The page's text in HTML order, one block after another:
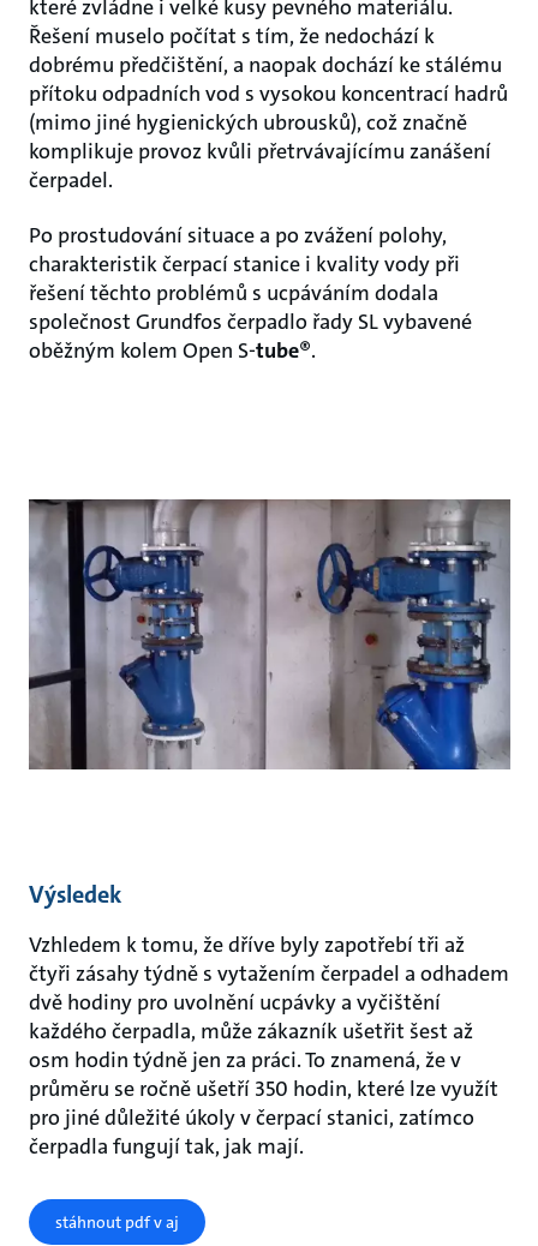
které zvládne i velké kusy pevného materiálu.
Řešení muselo počítat s tím, že nedochází k
dobrému předčištění, a naopak dochází ke stálému
přítoku odpadních vod s vysokou koncentrací hadrů
(mimo jiné hygienických ubrousků), což značně
komplikuje provoz kvůli přetrvávajícímu zanášení
čerpadel.
Po prostudování situace a po zvážení polohy,
charakteristik čerpací stanice i kvality vody při
řešení těchto problémů s ucpáváním dodala
společnost Grundfos čerpadlo řady SL vybavené
oběžným kolem Open S-tube®.
Výsledek
Vzhledem k tomu, že dříve byly zapotřebí tři až
čtyři zásahy týdně s vytažením čerpadel a odhadem
dvě hodiny pro uvolnění ucpávky a vyčištění
každého čerpadla, může zákazník ušetřit šest až
osm hodin týdně jen za práci. To znamená, že v
průměru se ročně ušetří 350 hodin, které lze využít
pro jiné důležité úkoly v čerpací stanici, zatímco
čerpadla fungují tak, jak mají.
stáhnout pdf v aj